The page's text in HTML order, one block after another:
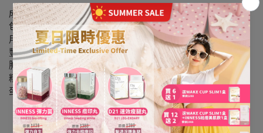
成分：
包括植物細胞豐胸丸及超技術豐胸精華，成份天然，絕無副作
用。
豐胸丸添加蜂王漿，能刺激乳腺、增進乳房細胞，緊緻及提升
胸型，同時有助皮膚光滑細緻。
精華使用Bio-12v專利獨特配方，針對乳房細胞激活，維持膠原
蛋白，恢復彈性，改善下垂問題。
一盒——刺激乳腺細胞，使胸部肌膚光滑細緻